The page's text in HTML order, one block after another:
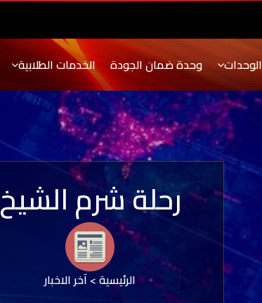
الوحدات وحدة ضمان الجودة الخدمات الطلابية
رحلة شرم الشيخ
الرئيسية>آخر الاخبار